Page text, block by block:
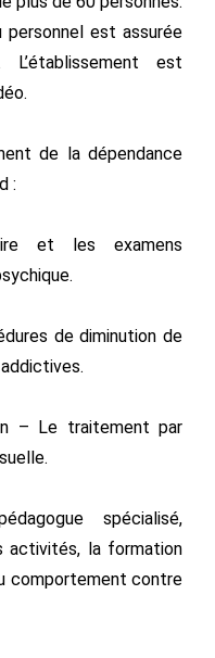
est assurée
est
de la dépendance
:
et les examens
de diminution de
– Le traitement par
spécialisé,
activités, la formation
comportement contre